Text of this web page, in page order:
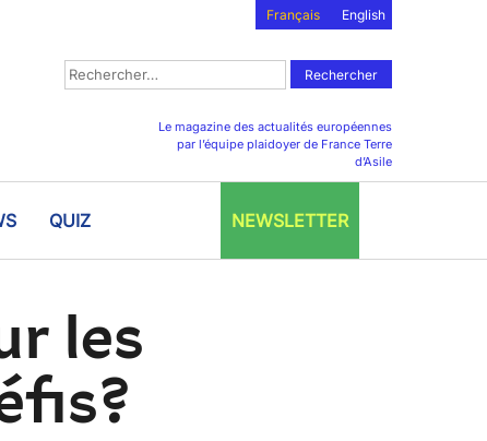
Français English
Rechercher :
Le magazine des actualités européennes
par l’équipe plaidoyer de France Terre
d’Asile
QUIZ NEWSLETTER
les